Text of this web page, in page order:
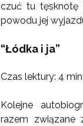
czuć tu tęsknotę
powodu jej
“Łódka i ja”
Czas lektury: 4
Kolejne
razem związane